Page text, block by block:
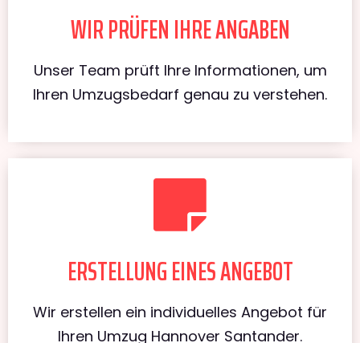
WIR PRÜFEN IHRE ANGABEN
Unser Team prüft Ihre Informationen, um
Ihren Umzugsbedarf genau zu verstehen.
ERSTELLUNG EINES ANGEBOT
Wir erstellen ein individuelles Angebot für
Ihren Umzug Hannover Santander.